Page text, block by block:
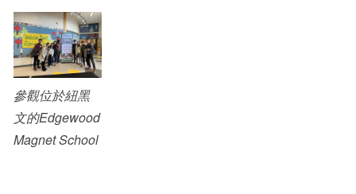
參觀位於紐黑
文的Edgewood
Magnet School